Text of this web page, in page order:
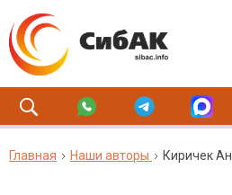
Главная Наши авторы Киричек